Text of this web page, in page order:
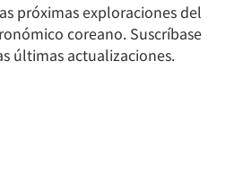
próximas exploraciones del
coreano. Suscríbase
últimas actualizaciones.